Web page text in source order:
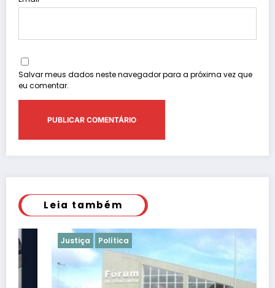
Salvar meus dados neste navegador para a próxima vez que
eu comentar.
Leia também
Política